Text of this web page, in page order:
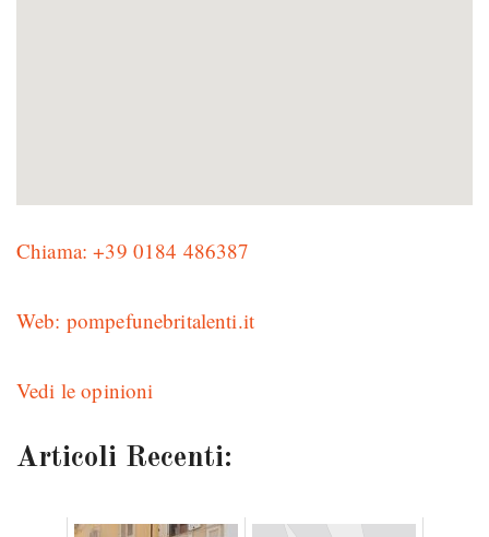
Chiama: +39 0184 486387
Web: pompefunebritalenti.it
Vedi le opinioni
Articoli Recenti: